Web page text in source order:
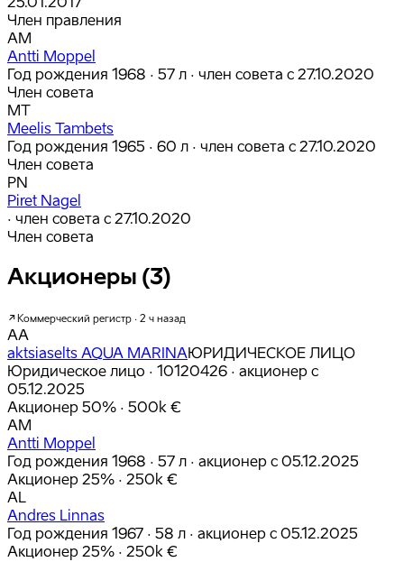
Член правления
AM
Antti Moppel
Год рождения 1968 · 57 л · член совета с 27.10.2020
Член совета
MT
Meelis Tambets
Год рождения 1965 · 60 л · член совета с 27.10.2020
Член совета
PN
Piret Nagel
· член совета с 27.10.2020
Член совета
Акционеры (3)
Коммерческий регистр · 2 ч назад
AA
aktsiaselts AQUA MARINAЮРИДИЧЕСКОЕ ЛИЦО
Юридическое лицо · 10120426 · акционер с
05.12.2025
Акционер 50% · 500k €
AM
Antti Moppel
Год рождения 1968 · 57 л · акционер с 05.12.2025
Акционер 25% · 250k €
AL
Andres Linnas
Год рождения 1967 · 58 л · акционер с 05.12.2025
Акционер 25% · 250k €